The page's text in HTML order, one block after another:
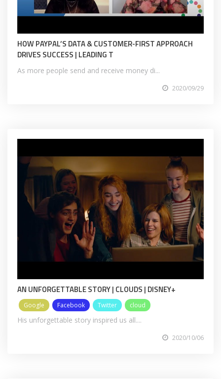
HOW PAYPAL’S DATA & CUSTOMER-FIRST APPROACH
DRIVES SUCCESS | LEADING T
As more people send and receive money di...
2020/09/29
AN UNFORGETTABLE STORY | CLOUDS | DISNEY+
Google Facebook Twitter cloud
His unforgettable story inspired us all....
2020/10/06